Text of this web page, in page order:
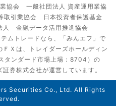
協会 一般社団法人 資産運用業協
取引業協会 日本投資者保護基金
人 金融データ活用推進協会
ムトレードなら、「みんエフ」で
Ｘは、トレイダーズホールディン
タンダード市場上場：8704）の
券株式会社が運営しています。
Securities Co., Ltd. All Rights